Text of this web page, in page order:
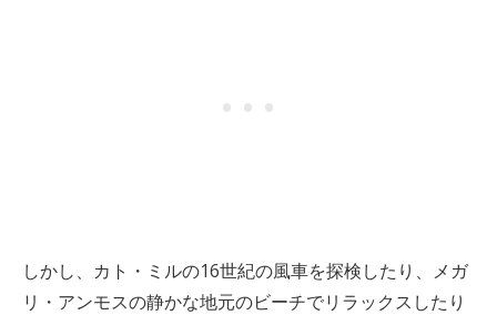
しかし、カト・ミルの16世紀の風車を探検したり、メガ
リ・アンモスの静かな地元のビーチでリラックスしたり